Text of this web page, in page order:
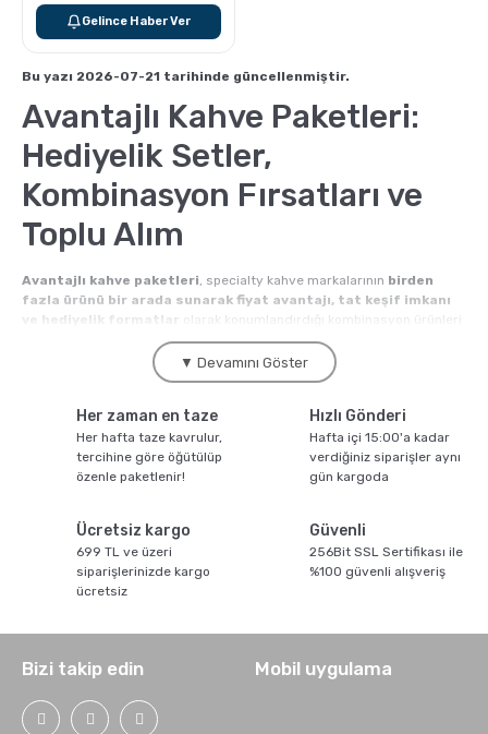
Gelince Haber Ver
Bu yazı 2026-07-21 tarihinde güncellenmiştir.
Avantajlı Kahve Paketleri:
Hediyelik Setler,
Kombinasyon Fırsatları ve
Toplu Alım
Avantajlı kahve paketleri, specialty kahve markalarının birden
fazla ürünü bir arada sunarak fiyat avantajı, tat keşif imkanı
ve hediyelik formatlar
olarak konumlandırdığı kombinasyon ürünleri
kategorisini tanımlar. Tek menşe seti, demleme yöntem seti, kavurma
profili seti, hediyelik kutu ve toplu alım fırsatları bu kategorinin temel
alt segmentleridir. Kahve.com avantajlı paketler kategorisinde
filtre kahve seti, espresso harman seti, Türk kahvesi tadım
seti, soğuk demleme seti, hediyelik premium kutu seti ve
abonelik formatlı aylık tatım kutusu
dahil tüm format çeşitleri
avantajlı paket segmenti yıllık 650 milyon TL pazar büyüklüğüne
toplu alım ve hediyelik fırsatlar specialty kahve
pazarının büyüme motorlarından biri
konumundadır. Tek ürün alımı
yerine paket fırsatları tüketicinin yeni tatlar keşfetmesini ve sürekli
Avantajlı Kahve Paketi
Türleri
Avantajlı paketler farklı tüketici ihtiyaçlarına ve hediyelik senaryolarına
▼ Devamını Göster
Her zaman en taze
Her hafta taze kavrulur,
tercihine göre öğütülüp
özenle paketlenir!
Hızlı Gönderi
Hafta içi 15:00'a kadar
verdiğiniz siparişler aynı
gün kargoda
Ücretsiz kargo
699 TL ve üzeri
siparişlerinizde kargo
ücretsiz
Güvenli
256Bit SSL Sertifikası ile
%100 güvenli alışveriş
Bizi takip edin Mobil uygulama